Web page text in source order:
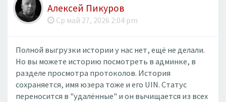
Алексей Пикуров
Ср май 27, 2026 2:04 pm
Полной выгрузки истории у нас нет, ещё не делали.
Но вы можете историю посмотреть в админке, в
разделе просмотра протоколов. История
сохраняется, имя юзера тоже и его UIN. Статус
переносится в "удалённые" и он вычищается из всех